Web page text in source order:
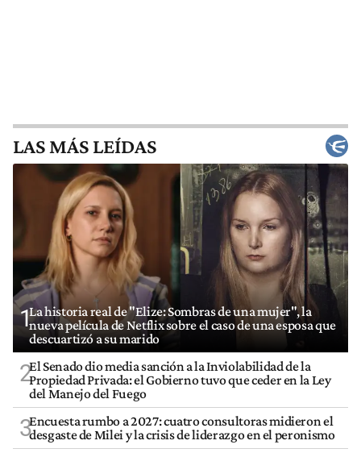
LAS MÁS LEÍDAS
1La historia real de "Elize: Sombras de una mujer", la
nueva película de Netflix sobre el caso de una esposa que
descuartizó a su marido
2El Senado dio media sanción a la Inviolabilidad de la
Propiedad Privada: el Gobierno tuvo que ceder en la Ley
del Manejo del Fuego
3Encuesta rumbo a 2027: cuatro consultoras midieron el
desgaste de Milei y la crisis de liderazgo en el peronismo